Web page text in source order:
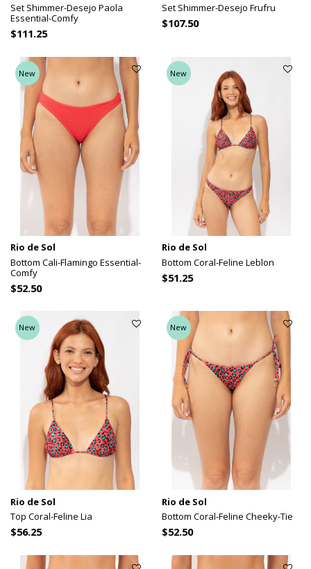
Set Shimmer-Desejo Paola
Essential-Comfy
$111.25
Set Shimmer-Desejo Frufru
$107.50
New
Rio de Sol
Bottom Cali-Flamingo Essential-
Comfy
$52.50
New
Rio de Sol
Bottom Coral-Feline Leblon
$51.25
New
Rio de Sol
Top Coral-Feline Lia
$56.25
New
Rio de Sol
Bottom Coral-Feline Cheeky-Tie
$52.50